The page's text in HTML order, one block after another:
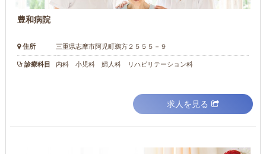
豊和病院
住所 三重県志摩市阿児町鵜方２５５５－９
診療科目 内科 小児科 婦人科 リハビリテーション科
求人を見る